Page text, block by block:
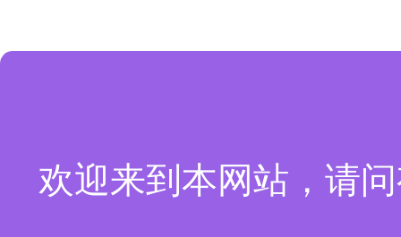
欢迎来到本网站，请